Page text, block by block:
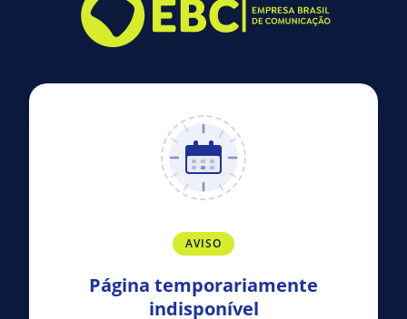
AVISO
Página temporariamente
indisponível